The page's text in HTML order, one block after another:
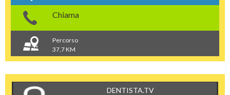
Chiama
Percorso
37,7 KM
DENTISTA.TV